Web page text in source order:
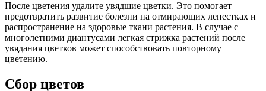
После цветения удалите увядшие цветки. Это помогает
предотвратить развитие болезни на отмирающих лепестках и
распространение на здоровые ткани растения. В случае с
многолетними диантусами легкая стрижка растений после
увядания цветков может способствовать повторному
цветению.
Сбор цветов